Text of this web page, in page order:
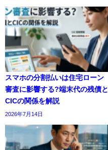
スマホの分割払いは住宅ローン
審査に影響する?端末代の残債と
CICの関係を解説
2026年7月14日